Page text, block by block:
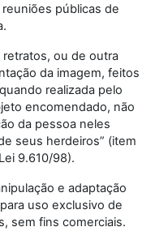
públicas de
retratos, ou de outra
da imagem, feitos
realizada pelo
encomendado, não
da pessoa neles
seus herdeiros” (item
9.610/98).
e adaptação
uso exclusivo de
sem fins comerciais.